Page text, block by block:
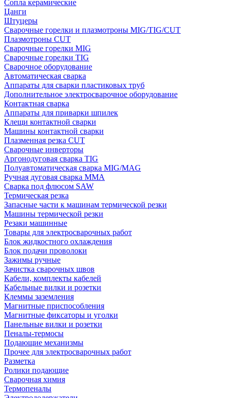
Сопла керамические
Цанги
Штуцеры
Сварочные горелки и плазмотроны MIG/TIG/CUT
Плазмотроны CUT
Сварочные горелки MIG
Сварочные горелки TIG
Сварочное оборудование
Автоматическая сварка
Аппараты для сварки пластиковых труб
Дополнительное электросварочное оборудование
Контактная сварка
Аппараты для приварки шпилек
Клещи контактной сварки
Машины контактной сварки
Плазменная резка CUT
Сварочные инверторы
Аргонодуговая сварка TIG
Полуавтоматическая сварка MIG/MAG
Ручная дуговая сварка MMA
Сварка под флюсом SAW
Термическая резка
Запасные части к машинам термической резки
Машины термической резки
Резаки машинные
Товары для электросварочных работ
Блок жидкостного охлаждения
Блок подачи проволоки
Зажимы ручные
Зачистка сварочных швов
Кабели, комплекты кабелей
Кабельные вилки и розетки
Клеммы заземления
Магнитные приспособления
Магнитные фиксаторы и уголки
Панельные вилки и розетки
Пеналы-термосы
Подающие механизмы
Прочее для электросварочных работ
Разметка
Ролики подающие
Сварочная химия
Термопеналы